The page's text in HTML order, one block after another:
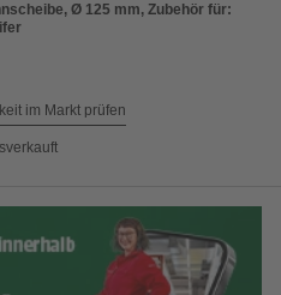
Ø 125 mm, Zubehör für:
im Markt prüfen